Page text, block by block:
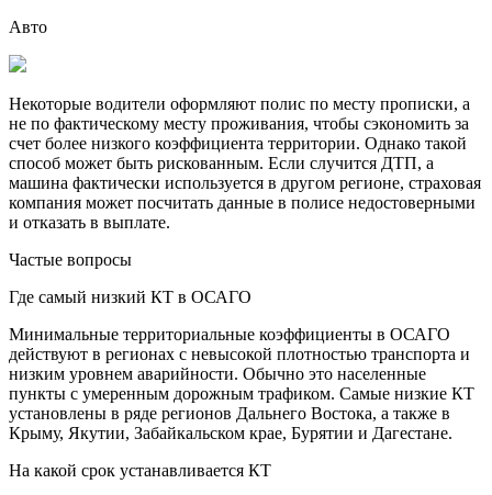
Авто
Некоторые водители оформляют полис по месту прописки, а
не по фактическому месту проживания, чтобы сэкономить за
счет более низкого коэффициента территории. Однако такой
способ может быть рискованным. Если случится ДТП, а
машина фактически используется в другом регионе, страховая
компания может посчитать данные в полисе недостоверными
и отказать в выплате.
Частые вопросы
Где самый низкий КТ в ОСАГО
Минимальные территориальные коэффициенты в ОСАГО
действуют в регионах с невысокой плотностью транспорта и
низким уровнем аварийности. Обычно это населенные
пункты с умеренным дорожным трафиком. Самые низкие КТ
установлены в ряде регионов Дальнего Востока, а также в
Крыму, Якутии, Забайкальском крае, Бурятии и Дагестане.
На какой срок устанавливается КТ